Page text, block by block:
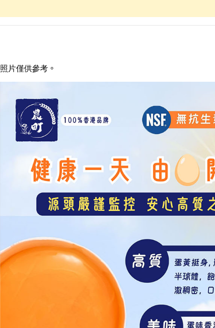
照片僅供參考。